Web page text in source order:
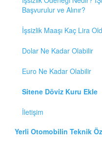
Başvurulur ve Alınır?
İşsizlik Maaşı Kaç Lira
Dolar Ne Kadar Olabilir
Euro Ne Kadar Olabilir
Sitene Döviz Kuru Ekle
İletişim
Yerli Otomobilin Teknik